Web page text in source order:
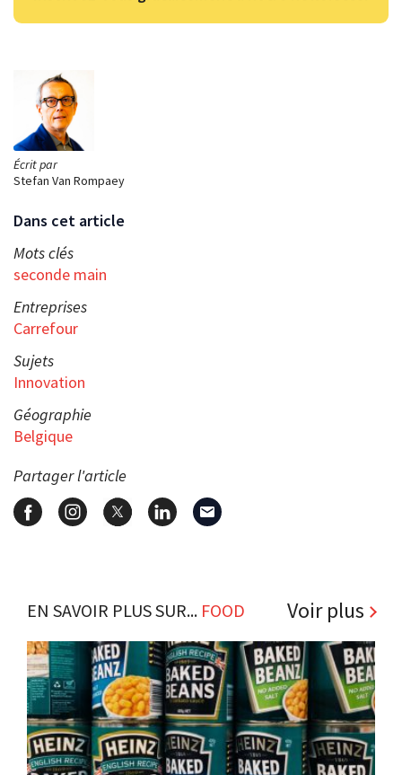
Écrit par
Stefan Van Rompaey
Dans cet article
Mots clés
seconde main
Entreprises
Carrefour
Sujets
Innovation
Géographie
Belgique
Partager l'article
EN SAVOIR PLUS SUR... FOOD Voir plus